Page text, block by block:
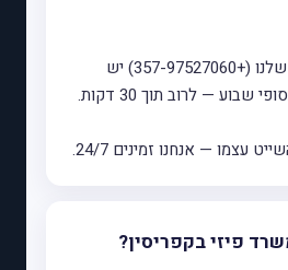
אבל ב-WhatsApp שלנו (+357-97527060) יש
— לרוב תוך 30 דקות.
עצמו — אנחנו זמינים 24/7.
פיזי בקפריסין?